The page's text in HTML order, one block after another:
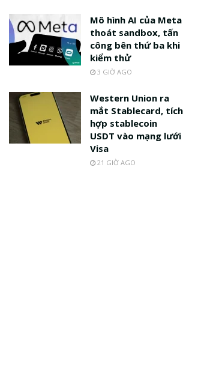
Mô hình AI của Meta
thoát sandbox, tấn
công bên thứ ba khi
kiểm thử
3 GIỜ AGO
Western Union ra
mắt Stablecard, tích
hợp stablecoin
USDT vào mạng lưới
Visa
21 GIỜ AGO